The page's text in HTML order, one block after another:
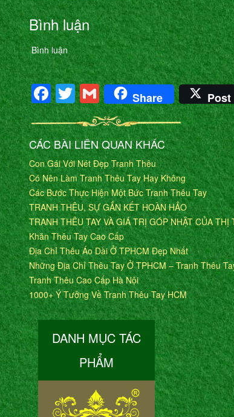
Bình luận
Bình luận
Facebook
Twitter
Gmail
Share Post
CÁC BÀI LIÊN QUAN KHÁC
Con Gái Với Nét Đẹp Tranh Thêu
Có Nên Làm Tranh Thêu Tay Hay Không
Các Bước Thực Hiện Một Bức Tranh Thêu Tay
TRANH THÊU, SỰ GẮN KẾT HOÀN HẢO
TRANH THÊU TAY VÀ GIÁ TRỊ GÓP NHẬT CỦA THỊ
Khăn Thêu Tay Cao Cấp
Địa Chỉ Thêu Áo Dài Ở TPHCM Đẹp Nhất
Những Địa Chỉ Thêu Tay Ở TPHCM – Tranh Thêu
Tranh Thêu Cao Cấp Hà Nội
1000+ Ý Tưởng Về Tranh Thêu Tay HCM
DANH MỤC TÁC
PHẨM